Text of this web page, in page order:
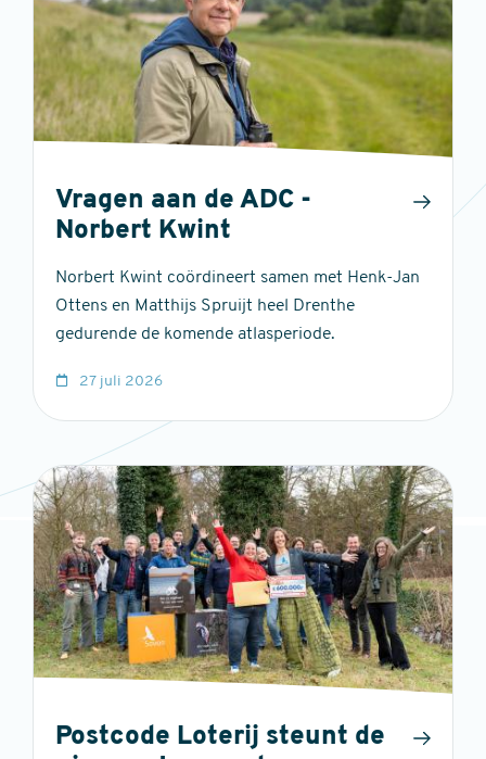
Vragen aan de ADC -
Norbert Kwint
Norbert Kwint coördineert samen met Henk-Jan
Ottens en Matthijs Spruijt heel Drenthe
gedurende de komende atlasperiode.
27 juli 2026
Postcode Loterij steunt de